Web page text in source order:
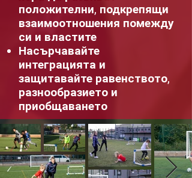
положителни, подкрепящи
взаимоотношения помежду
си и властите
Насърчавайте
интеграцията и
защитавайте равенството,
разнообразието и
приобщаването